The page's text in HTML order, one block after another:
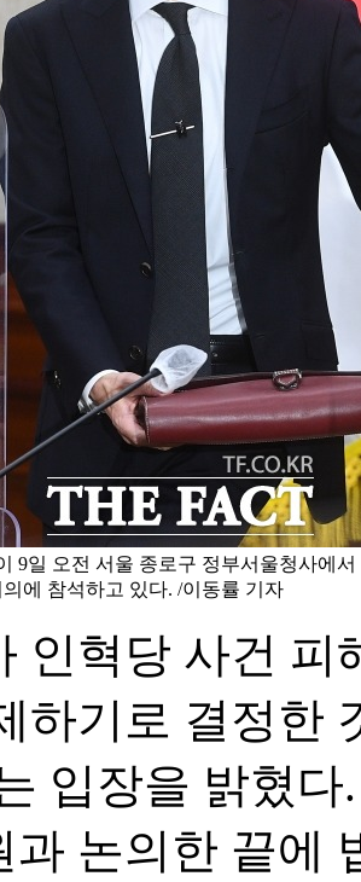
9일 오전 서울 종로구 정부서울청사에
에 참석하고 있다. /이동률 기자
인혁당 사건
하기로 결정한
입장을 밝혔
과 논의한 끝에